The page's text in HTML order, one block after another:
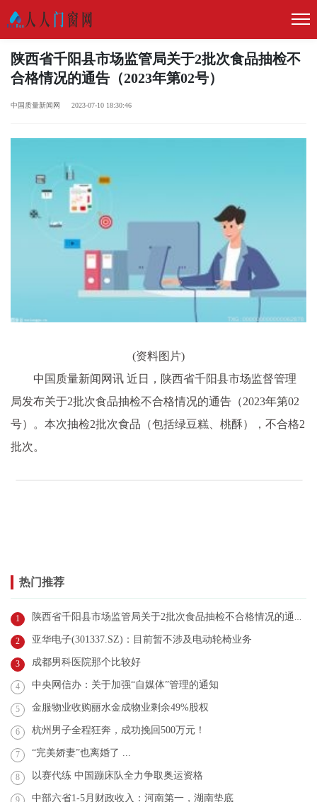
陕西省千阳县市场监管局关于2批次食品抽检不
合格情况的通告（2023年第02号）
中国质量新闻网 2023-07-10 18:30:46
(资料图片)
中国质量新闻网讯 近日，陕西省千阳县市场监督管理
局发布关于2批次食品抽检不合格情况的通告（2023年第02
号）。本次抽检2批次食品（包括绿豆糕、桃酥），不合格2
批次。
热门推荐
1 陕西省千阳县市场监管局关于2批次食品抽检不合格情况的通告（2023年第02号）
2 亚华电子(301337.SZ)：目前暂不涉及电动轮椅业务
3 成都男科医院那个比较好
4 中央网信办：关于加强“自媒体”管理的通知
5 金服物业收购丽水金成物业剩余49%股权
6 杭州男子全程狂奔，成功挽回500万元！
7 “完美娇妻”也离婚了 ...
8 以赛代练 中国蹦床队全力争取奥运资格
9 中部六省1-5月财政收入：河南第一，湖南垫底